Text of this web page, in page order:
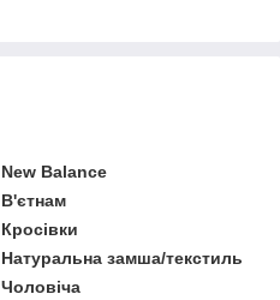
New Balance
В'єтнам
Кросівки
Натуральна замша/текстиль
Чоловіча